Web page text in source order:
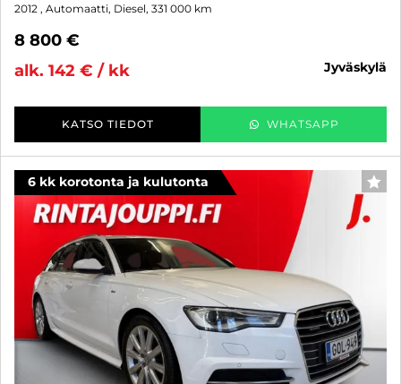
2012 , Automaatti, Diesel, 331 000 km
8 800 €
alk. 142 € / kk
jyväskylä
KATSO TIEDOT WHATSAPP
6 kk korotonta ja kulutonta